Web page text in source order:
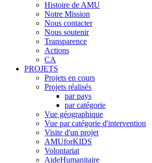
Histoire de AMU
Notre Mission
Nous contacter
Nous soutenir
Transparence
Actions
CA
PROJETS
Projets en cours
Projets réalisés
par pays
par catégorie
Vue géographique
Vue par catégorie d'intervention
Visite d'un projet
AMUforKIDS
Volontariat
AideHumanitaire